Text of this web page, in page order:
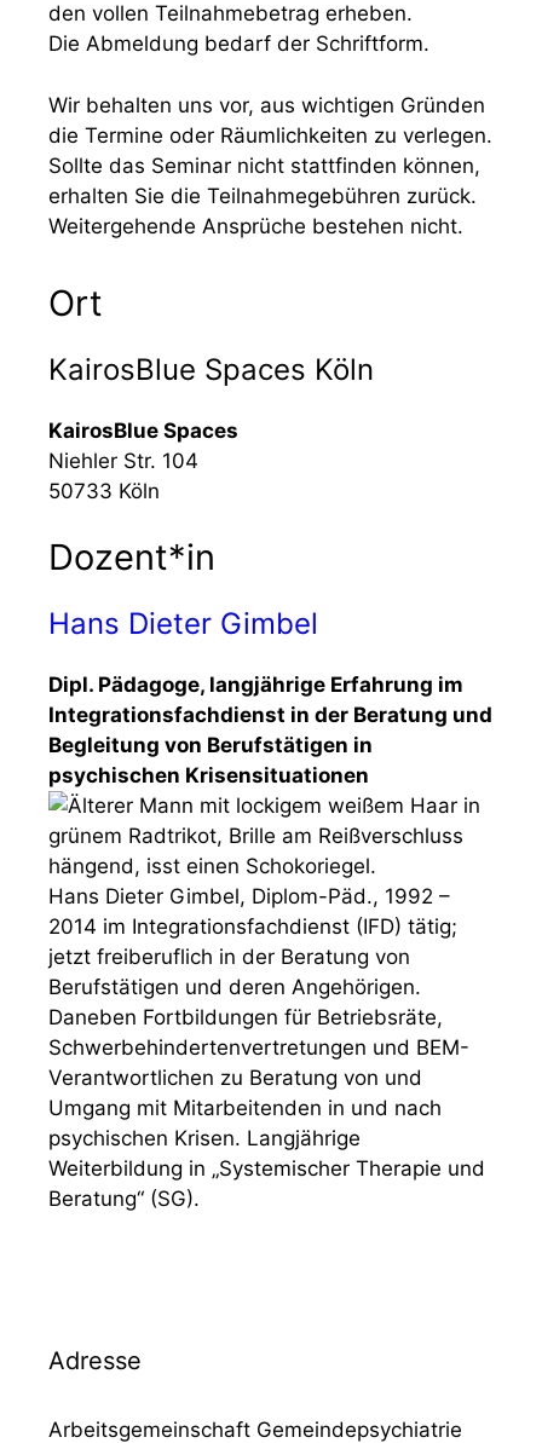
den vollen Teilnahmebetrag erheben.
Die Abmeldung bedarf der Schriftform.
Wir behalten uns vor, aus wichtigen Gründen
die Termine oder Räumlichkeiten zu verlegen.
Sollte das Seminar nicht stattfinden können,
erhalten Sie die Teilnahmegebühren zurück.
Weitergehende Ansprüche bestehen nicht.
Ort
KairosBlue Spaces Köln
KairosBlue Spaces
Niehler Str. 104
50733 Köln
Dozent*in
Hans Dieter Gimbel
Dipl. Pädagoge, langjährige Erfahrung im
Integrationsfachdienst in der Beratung und
Begleitung von Berufstätigen in
psychischen Krisensituationen
Hans Dieter Gimbel, Diplom-Päd., 1992 –
2014 im Integrationsfachdienst (IFD) tätig;
jetzt freiberuflich in der Beratung von
Berufstätigen und deren Angehörigen.
Daneben Fortbildungen für Betriebsräte,
Schwerbehindertenvertretungen und BEM-
Verantwortlichen zu Beratung von und
Umgang mit Mitarbeitenden in und nach
psychischen Krisen. Langjährige
Weiterbildung in „Systemischer Therapie und
Beratung“ (SG).
Adresse
Arbeitsgemeinschaft Gemeindepsychiatrie